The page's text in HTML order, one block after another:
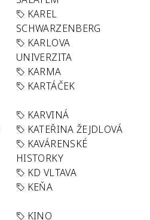
KAREL
SCHWARZENBERG
KARLOVA
UNIVERZITA
KARMA
KARTÁČEK
KARVINÁ
KATEŘINA ŽEJDLOVÁ
KAVÁRENSKÉ
HISTORKY
KD VLTAVA
KEŇA
KINO